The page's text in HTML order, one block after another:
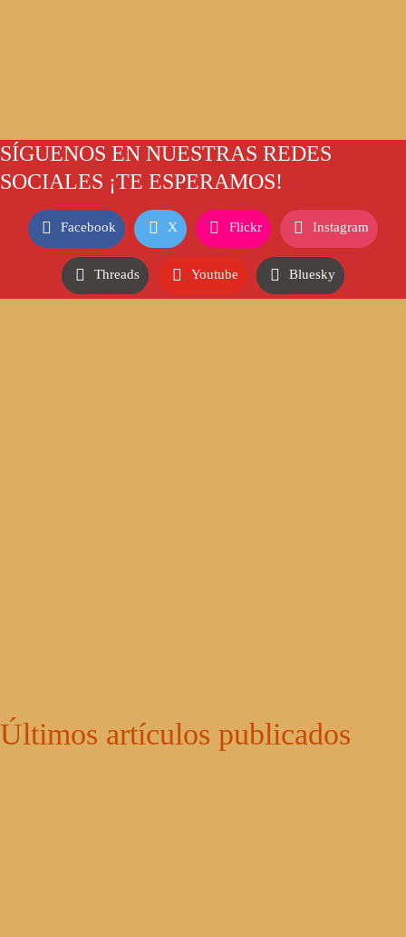
SÍGUENOS EN NUESTRAS REDES
SOCIALES ¡TE ESPERAMOS!
Facebook X Flickr Instagram
Threads Youtube Bluesky
Últimos artículos publicados